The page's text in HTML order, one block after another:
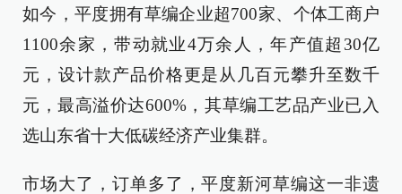
如今，平度拥有草编企业超700家、个体工商户
1100余家，带动就业4万余人，年产值超30亿
元，设计款产品价格更是从几百元攀升至数千
元，最高溢价达600%，其草编工艺品产业已入
选山东省十大低碳经济产业集群。
市场大了，订单多了，平度新河草编这一非遗